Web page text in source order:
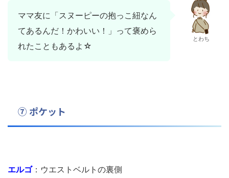
ママ友に「スヌーピーの抱っこ紐なん
てあるんだ！かわいい！」って褒めら
れたこともあるよ☆
とわち
⑦ ポケット
エルゴ：ウエストベルトの裏側